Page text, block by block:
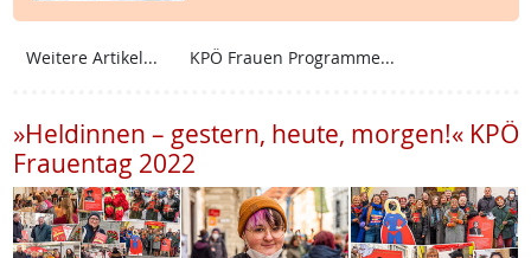
Weitere Artikel... KPÖ Frauen Programme...
»Heldinnen – gestern, heute, morgen!« KPÖ
Frauentag 2022